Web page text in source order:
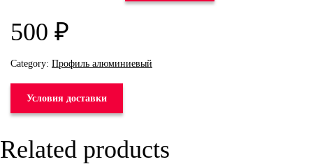
500 ₽
Category: Профиль алюминиевый
Условия доставки
Related products